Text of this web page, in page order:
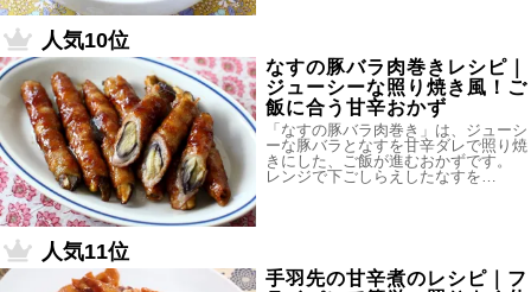
人気10位
なすの豚バラ肉巻きレシピ｜
ジューシーな照り焼き風！ご
飯に合う甘辛おかず
「なすの豚バラ肉巻き」は、ジューシ
ーな豚バラとなすを甘辛ダレで照り焼
きにした、ご飯が進むおかずです。
レンジで下ごしらえしたなすを…
人気11位
手羽先の甘辛煮のレシピ｜フ